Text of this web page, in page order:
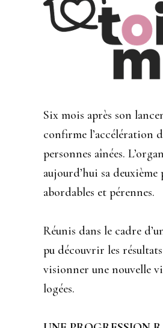
Six mois après son
confirme l’accélération
personnes aînées.
aujourd’hui sa
abordables et pérennes.
Réunis dans le cadre
pu découvrir les
visionner une nouvelle
logées.